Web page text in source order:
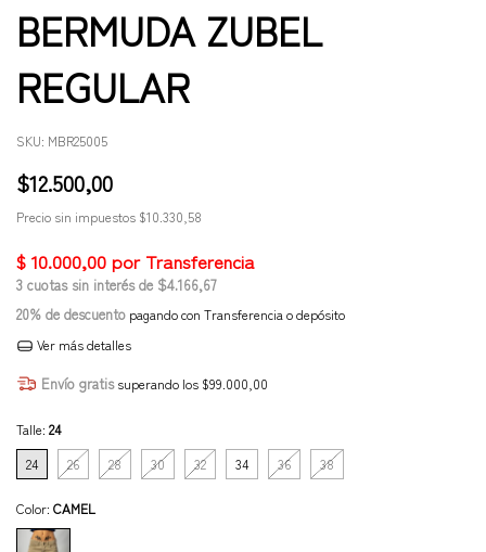
BERMUDA ZUBEL
REGULAR
SKU: MBR25005
$12.500,00
Precio sin impuestos $10.330,58
3 cuotas sin interés de $4.166,67
20% de descuento pagando con Transferencia o depósito
Ver más detalles
Envío gratis superando los $99.000,00
Talle: 24
24
26 28 30 32 34 36 38
Color: CAMEL